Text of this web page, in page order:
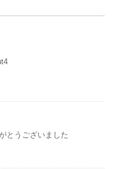
とうございました